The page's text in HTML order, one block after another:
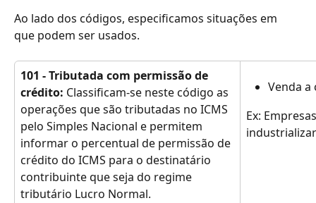
Ao lado dos códigos, especificamos situações em
que podem ser usados.
101 - Tributada com permissão de
crédito: Classificam-se neste código as
operações que são tributadas no ICMS
pelo Simples Nacional e permitem
informar o percentual de permissão de
crédito do ICMS para o destinatário
contribuinte que seja do regime
tributário Lucro Normal.
Venda
Ex: